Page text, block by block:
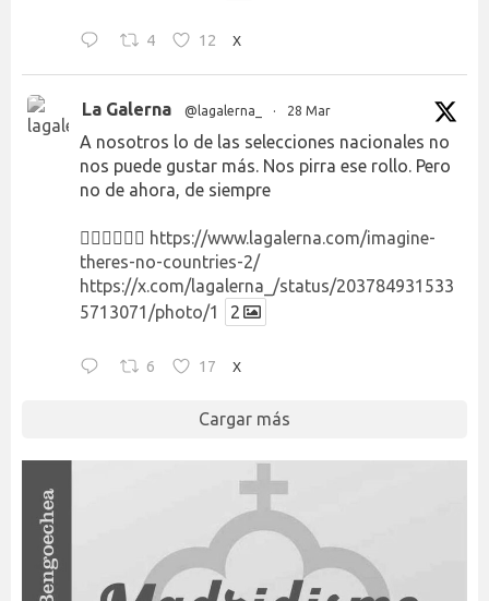
4 12 X
La Galerna @lagalerna_ · 28 Mar
A nosotros lo de las selecciones nacionales no
nos puede gustar más. Nos pirra ese rollo. Pero
no de ahora, de siempre
👉🏻👉🏻👉🏻 https://www.lagalerna.com/imagine-
theres-no-countries-2/
https://x.com/lagalerna_/status/203784931533
5713071/photo/1
2
6 17 X
Cargar más